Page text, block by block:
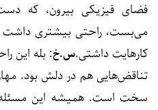
فضای فیزیکی بیرون، که دست
می‌بست، راحتی بیشتری داشت
کارهایت داشتی.س.خ: بله این
تناقض‌هایی هم در دلش بود.
سخت است. همیشه این مسئله